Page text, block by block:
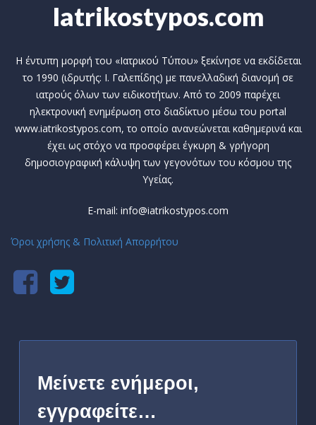
Iatrikostypos.com
Η έντυπη μορφή του «Ιατρικού Τύπου» ξεκίνησε να εκδίδεται
το 1990 (ιδρυτής: Ι. Γαλεπίδης) με πανελλαδική διανομή σε
ιατρούς όλων των ειδικοτήτων. Από το 2009 παρέχει
ηλεκτρονική ενημέρωση στο διαδίκτυο μέσω του portal
www.iatrikostypos.com, το οποίο ανανεώνεται καθημερινά και
έχει ως στόχο να προσφέρει έγκυρη & γρήγορη
δημοσιογραφική κάλυψη των γεγονότων του κόσμου της
Υγείας.
E-mail: info@iatrikostypos.com
Όροι χρήσης & Πολιτική Απορρήτου
Μείνετε ενήμεροι,
εγγραφείτε…